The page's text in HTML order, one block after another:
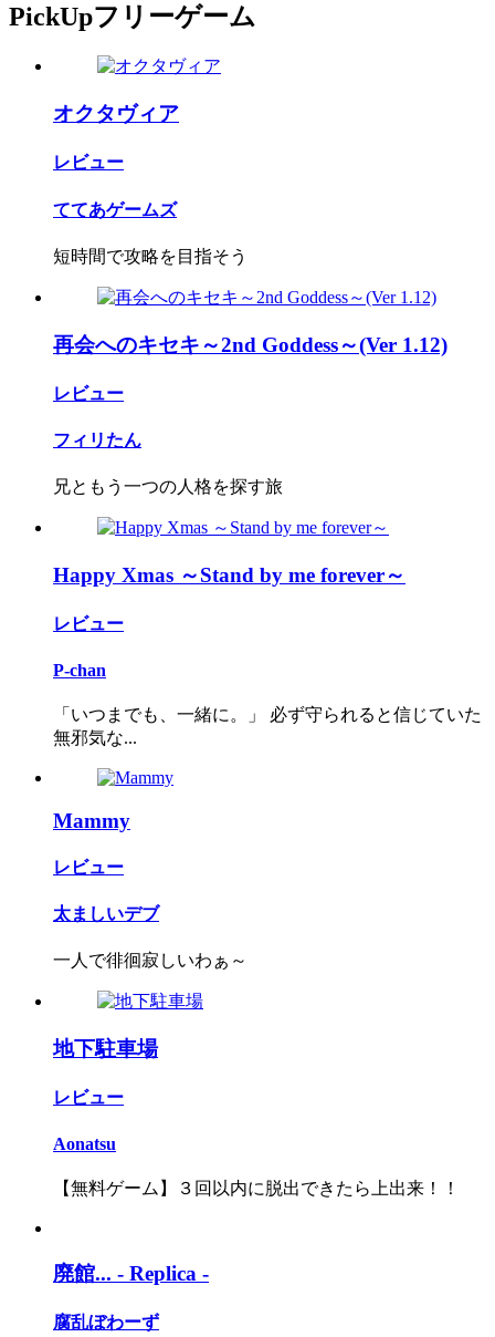
PickUpフリーゲーム
オクタヴィア
レビュー
ててあゲームズ
短時間で攻略を目指そう
再会へのキセキ～2nd Goddess～(Ver 1.12)
レビュー
フィリたん
兄ともう一つの人格を探す旅
Happy Xmas ～Stand by me forever～
レビュー
P-chan
「いつまでも、一緒に。」 必ず守られると信じていた
無邪気な...
Mammy
レビュー
太ましいデブ
一人で徘徊寂しいわぁ～
地下駐車場
レビュー
Aonatsu
【無料ゲーム】３回以内に脱出できたら上出来！！
廃館... - Replica -
腐乱ぼわーず